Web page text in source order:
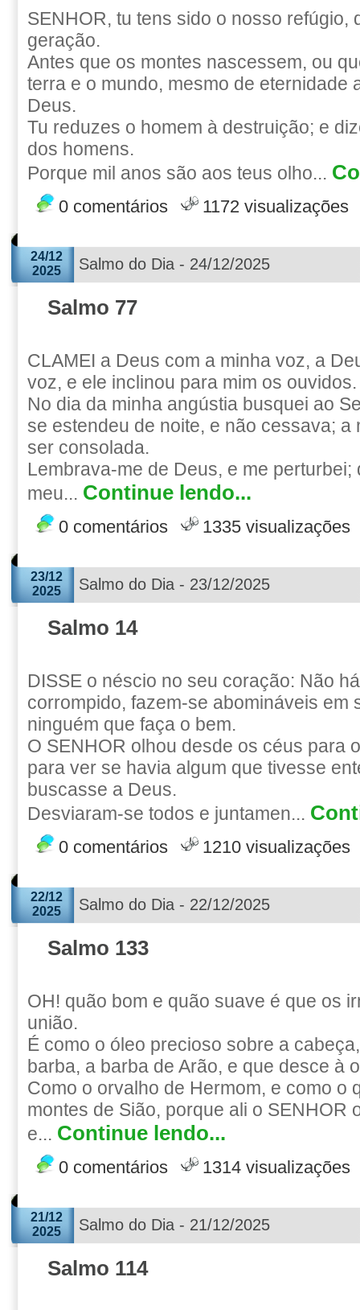
SENHOR, tu tens sido o nosso refúgio,
geração.
Antes que os montes nascessem, ou
terra e o mundo, mesmo de eternidade
Deus.
Tu reduzes o homem à destruição; e
dos homens.
Porque mil anos são aos teus olho...
0 comentários 1172 visualizações
24/12
2025
Salmo do Dia - 24/12/2025
Salmo 77
CLAMEI a Deus com a minha voz, a
voz, e ele inclinou para mim os ouvidos.
No dia da minha angústia busquei ao
se estendeu de noite, e não cessava; a
ser consolada.
Lembrava-me de Deus, e me perturbei;
meu... Continue lendo...
0 comentários 1335 visualizações
23/12
2025
Salmo do Dia - 23/12/2025
Salmo 14
DISSE o néscio no seu coração: Não
corrompido, fazem-se abomináveis em
ninguém que faça o bem.
O SENHOR olhou desde os céus para
para ver se havia algum que tivesse
buscasse a Deus.
Desviaram-se todos e juntamen...
0 comentários 1210 visualizações
22/12
2025
Salmo do Dia - 22/12/2025
Salmo 133
OH! quão bom e quão suave é que os
união.
É como o óleo precioso sobre a
barba, a barba de Arão, e que desce à
Como o orvalho de Hermom, e como o
montes de Sião, porque ali o SENHOR
e... Continue lendo...
0 comentários 1314 visualizações
21/12
2025
Salmo do Dia - 21/12/2025
Salmo 114